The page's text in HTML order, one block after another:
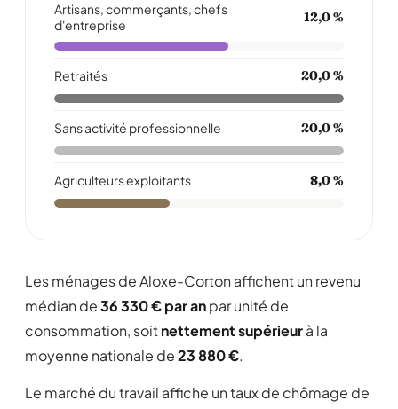
Artisans, commerçants, chefs
d'entreprise
12,0 %
Retraités 20,0 %
Sans activité professionnelle 20,0 %
Agriculteurs exploitants 8,0 %
Les ménages de Aloxe-Corton affichent un revenu
médian de36 330 € par anpar unité de
consommation, soitnettement supérieurà la
moyenne nationale de23 880 €.
Le marché du travail affiche un taux de chômage de